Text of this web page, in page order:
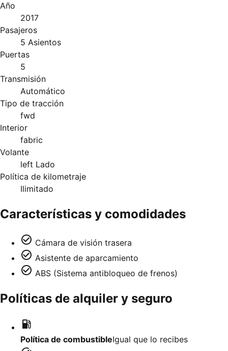
Año
2017
Pasajeros
5 Asientos
Puertas
5
Transmisión
Automático
Tipo de tracción
fwd
Interior
fabric
Volante
left Lado
Política de kilometraje
Ilimitado
Características y comodidades
Cámara de visión trasera
Asistente de aparcamiento
ABS (Sistema antibloqueo de frenos)
Políticas de alquiler y seguro
Política de combustibleIgual que lo recibes